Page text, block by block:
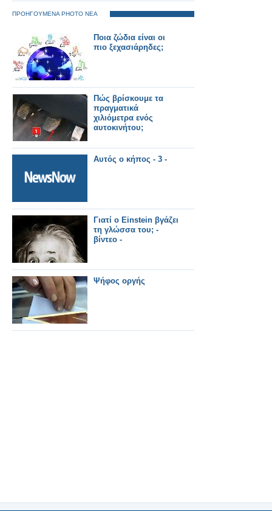
ΠΡΟΗΓΟΥΜΕΝΑ PHOTO ΝΕΑ
Ποια ζώδια είναι οι
πιο ξεχασιάρηδες;
Πώς βρίσκουμε τα
πραγματικά
χιλιόμετρα ενός
αυτοκινήτου;
Αυτός ο κήπος - 3 -
Γιατί ο Einstein βγάζει
τη γλώσσα του; -
βίντεο -
Ψήφος οργής